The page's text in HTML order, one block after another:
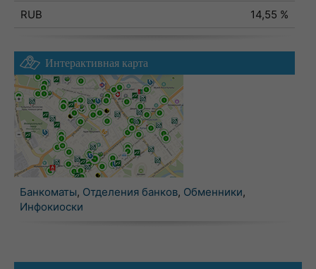
RUB
14,55 %
Интерактивная карта
Банкоматы, Отделения банков, Обменники,
Инфокиоски